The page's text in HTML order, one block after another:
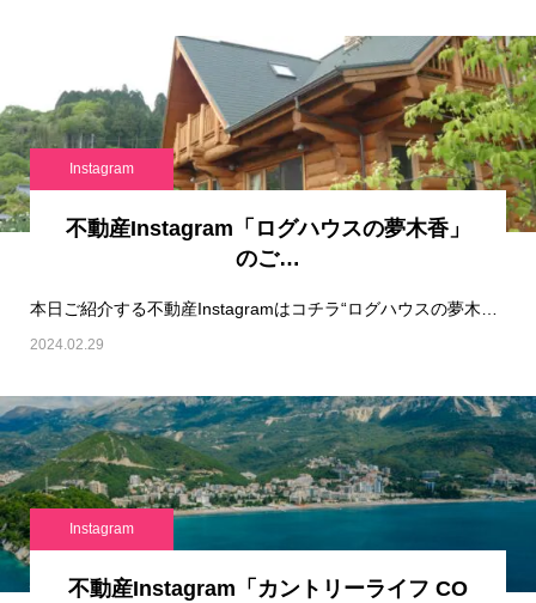
Instagram
不動産Instagram「ログハウスの夢木香」
のご…
2024.02.29
Instagram
不動産Instagram「カントリーライフ CO